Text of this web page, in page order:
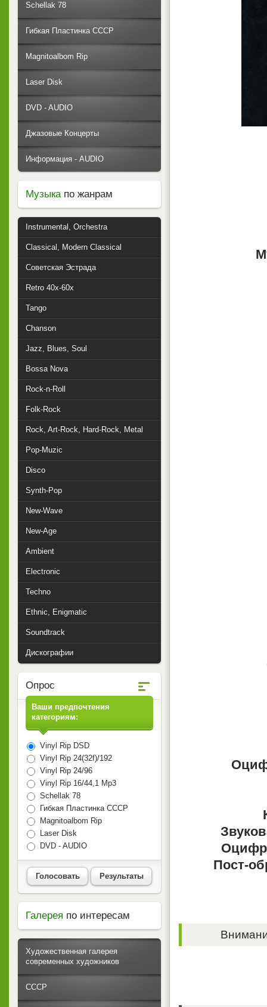
Пост-
Schellak 78
Гибкая Пластинка СССР
Magnitoalbom Rip
Laser Disk
DVD - AUDIO
Джазовые Концерты
Информация - AUDIO
Музыкапо жанрам
Instrumental, Orchestra
Classical, Modern Classical
Советская Эстрада
Retro 40x-60x
Tango
Chanson
Jazz, Blues, Soul
Bossa Nova
Rock-n-Roll
Folk-Rock
Rock, Art-Rock, Hard-Rock, Metal
Pop-Muzic
Disco
Synth-Pop
New-Wave
New-Age
Ambient
Electronic
Techno
Ethnic, Enigmatic
Soundtrack
Дискографии
Опрос
Ваши предпочтения
категориям:
Vinyl Rip DSD
Vinyl Rip 24(32f)/192
Vinyl Rip 24/96
Vinyl Rip 16/44,1 Mp3
Schellak 78
Гибкая Пластинка СССР
Magnitoalbom Rip
Laser Disk
DVD - AUDIO
Голосовать Результаты
Галерея по интересам
Художественная галерея
современных художников
СССР